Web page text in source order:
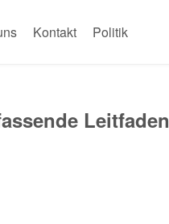
Kontakt Politik
Leitfaden